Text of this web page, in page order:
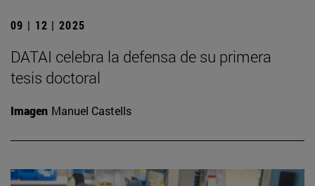
09 | 12 | 2025
DATAI celebra la defensa de su primera
tesis doctoral
Imagen Manuel Castells